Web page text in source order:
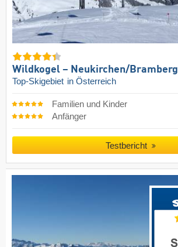
Wildkogel – Neukirchen/​Bramberg
Top-Skigebiet in Österreich
Familien und Kinder
Anfänger
Testbericht